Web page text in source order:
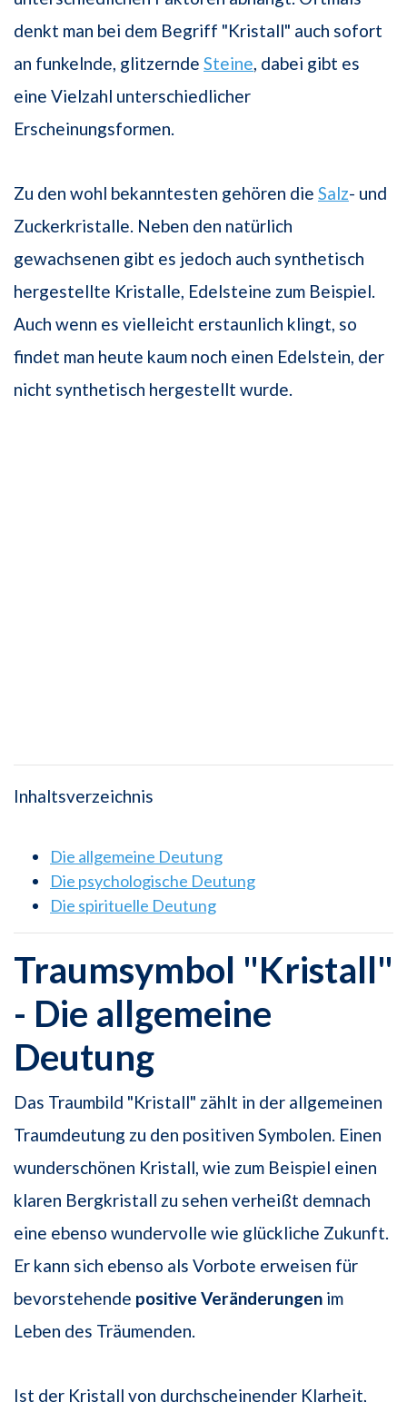
denkt man bei dem Begriff "Kristall" auch sofort
an funkelnde, glitzernde Steine, dabei gibt es
eine Vielzahl unterschiedlicher
Erscheinungsformen.
Zu den wohl bekanntesten gehören die Salz- und
Zuckerkris­talle. Neben den natürlich
gewachsenen gibt es jedoch auch synthetisch
hergestellte Kristalle, Edelsteine zum Beispiel.
Auch wenn es vielleicht erstaunlich klingt, so
findet man heute kaum noch einen Edelstein, der
nicht synthetisch hergestellt wurde.
Inhaltsverzeichnis
Die allgemeine Deutung
Die psychologische Deutung
Die spirituelle Deutung
Traumsymbol "Kristall"
- Die allgemeine
Deutung
Das Traumbild "Kristall" zählt in der allgemeinen
Traumdeutung zu den positiven Symbolen. Einen
wunderschönen Kristall, wie zum Beispiel einen
klaren Bergkristall zu sehen verheißt demnach
eine ebenso wundervolle wie glückliche Zukunft.
Er kann sich ebenso als Vorbote erweisen für
bevorstehende positive Veränderungen im
Leben des Träumenden.
Ist der Kristall von durchscheinender Klarheit,